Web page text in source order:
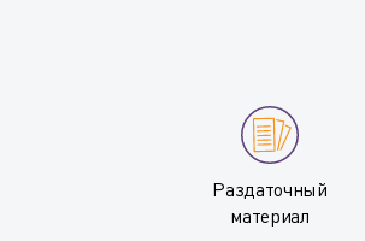
Раздаточный
материал